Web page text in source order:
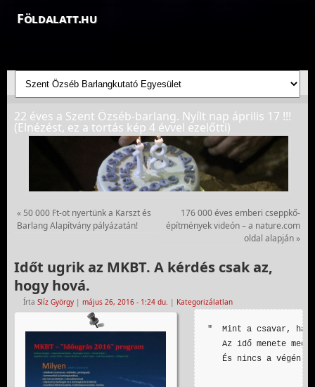
Földalatt.hu
Felfedezések a föld alatt - feltáró barlangkutatások
22 éves a Szent Özséb-barlang. Nyílt nap április 17 !!!
(Elnézést, ez a tortás kép 4 évvel ezelőtti)
« 50 000 Ft-ot nyertünk a Karszt és
Barlang Alapítvány pályázatán!
176 000 éves emberi cseppkő-
építmények videón – a nature.com
oldal alapján»
Időt ugrik az MKBT. A kérdés csak az,
hogy hová.
Írta Slíz György | május 26, 2016 - 1:24 du. | Kategorizálatlan
"  Mint a csavar, ha
Az idő menete
És nincs a végén